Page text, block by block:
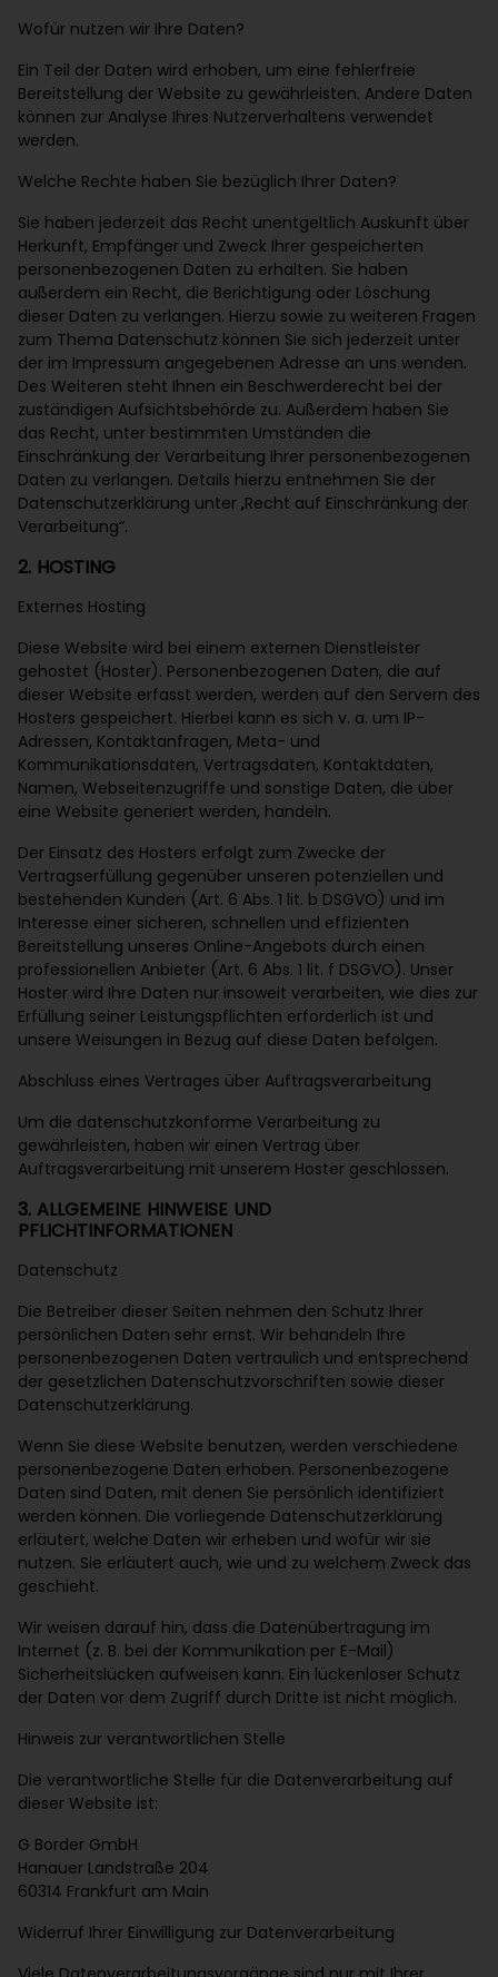
Wofür nutzen wir Ihre Daten?
Ein Teil der Daten wird erhoben, um eine fehlerfreie
Bereitstellung der Website zu gewährleisten. Andere Daten
können zur Analyse Ihres Nutzerverhaltens verwendet
werden.
Welche Rechte haben Sie bezüglich Ihrer Daten?
Sie haben jederzeit das Recht unentgeltlich Auskunft über
Herkunft, Empfänger und Zweck Ihrer gespeicherten
personenbezogenen Daten zu erhalten. Sie haben
außerdem ein Recht, die Berichtigung oder Löschung
dieser Daten zu verlangen. Hierzu sowie zu weiteren Fragen
zum Thema Datenschutz können Sie sich jederzeit unter
der im Impressum angegebenen Adresse an uns wenden.
Des Weiteren steht Ihnen ein Beschwerderecht bei der
zuständigen Aufsichtsbehörde zu. Außerdem haben Sie
das Recht, unter bestimmten Umständen die
Einschränkung der Verarbeitung Ihrer personenbezogenen
Daten zu verlangen. Details hierzu entnehmen Sie der
Datenschutzerklärung unter „Recht auf Einschränkung der
Verarbeitung“.
2. HOSTING
Externes Hosting
Diese Website wird bei einem externen Dienstleister
gehostet (Hoster). Personenbezogenen Daten, die auf
dieser Website erfasst werden, werden auf den Servern des
Hosters gespeichert. Hierbei kann es sich v. a. um IP-
Adressen, Kontaktanfragen, Meta- und
Kommunikationsdaten, Vertragsdaten, Kontaktdaten,
Namen, Webseitenzugriffe und sonstige Daten, die über
eine Website generiert werden, handeln.
Der Einsatz des Hosters erfolgt zum Zwecke der
Vertragserfüllung gegenüber unseren potenziellen und
bestehenden Kunden (Art. 6 Abs. 1 lit. b DSGVO) und im
Interesse einer sicheren, schnellen und effizienten
Bereitstellung unseres Online-Angebots durch einen
professionellen Anbieter (Art. 6 Abs. 1 lit. f DSGVO). Unser
Hoster wird Ihre Daten nur insoweit verarbeiten, wie dies zur
Erfüllung seiner Leistungspflichten erforderlich ist und
unsere Weisungen in Bezug auf diese Daten befolgen.
Abschluss eines Vertrages über Auftragsverarbeitung
Um die datenschutzkonforme Verarbeitung zu
gewährleisten, haben wir einen Vertrag über
Auftragsverarbeitung mit unserem Hoster geschlossen.
3. ALLGEMEINE HINWEISE UND
PFLICHTINFORMATIONEN
Datenschutz
Die Betreiber dieser Seiten nehmen den Schutz Ihrer
persönlichen Daten sehr ernst. Wir behandeln Ihre
personenbezogenen Daten vertraulich und entsprechend
der gesetzlichen Datenschutzvorschriften sowie dieser
Datenschutzerklärung.
Wenn Sie diese Website benutzen, werden verschiedene
personenbezogene Daten erhoben. Personenbezogene
Daten sind Daten, mit denen Sie persönlich identifiziert
werden können. Die vorliegende Datenschutzerklärung
erläutert, welche Daten wir erheben und wofür wir sie
nutzen. Sie erläutert auch, wie und zu welchem Zweck das
geschieht.
Wir weisen darauf hin, dass die Datenübertragung im
Internet (z. B. bei der Kommunikation per E-Mail)
Sicherheitslücken aufweisen kann. Ein lückenloser Schutz
der Daten vor dem Zugriff durch Dritte ist nicht möglich.
Hinweis zur verantwortlichen Stelle
Die verantwortliche Stelle für die Datenverarbeitung auf
dieser Website ist:
G Border GmbH
Hanauer Landstraße 204
60314 Frankfurt am Main
Widerruf Ihrer Einwilligung zur Datenverarbeitung